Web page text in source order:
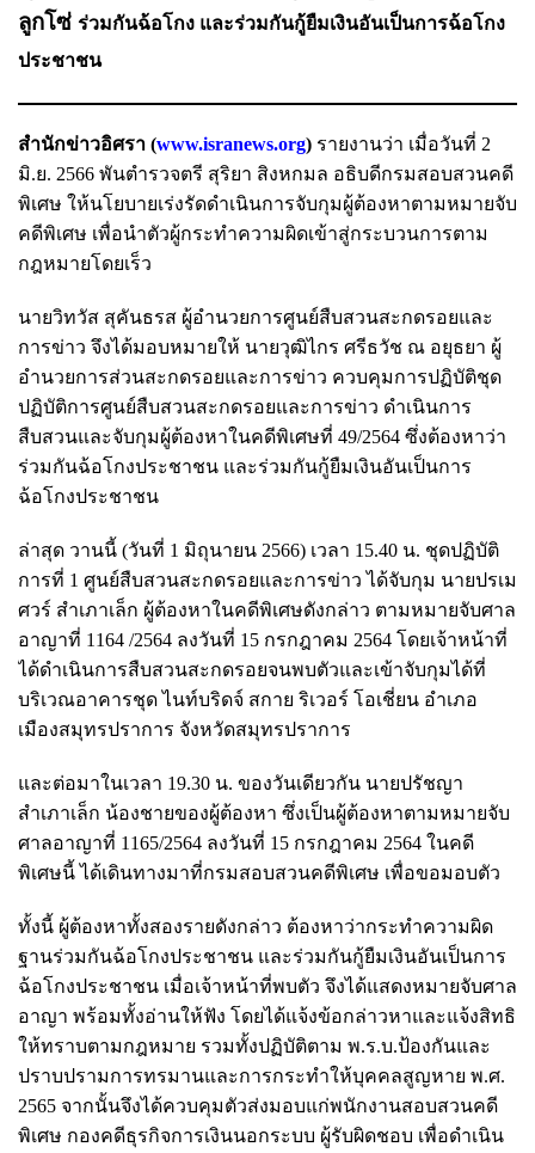
ลูกโซ่ ​ ร่วมกันฉ้อโกง และร่วมกันกู้ยืมเงินอันเป็นการฉ้อโกง
ประชาชน
สำนักข่าวอิศรา (www.isranews.org) รายงานว่า เมื่อวันที่ 2
มิ.ย. 2566 พันตำรวจตรี สุริยา สิงหกมล อธิบดีกรมสอบสวนคดี
พิเศษ ให้นโยบายเร่งรัดดำเนินการจับกุมผู้ต้องหาตามหมายจับ
คดีพิเศษ เพื่อนำตัวผู้กระทำความผิดเข้าสู่กระบวนการตาม
กฎหมายโดยเร็ว
นายวิทวัส สุคันธรส ผู้อำนวยการศูนย์สืบสวนสะกดรอยและ
การข่าว จึงได้มอบหมายให้ นายวุฒิไกร ศรีธวัช ณ อยุธยา ผู้
อำนวยการส่วนสะกดรอยและการข่าว ควบคุมการปฏิบัติชุด
ปฏิบัติการศูนย์สืบสวนสะกดรอยและการข่าว ดำเนินการ
สืบสวนและจับกุมผู้ต้องหาในคดีพิเศษที่ 49/2564 ซึ่งต้องหาว่า
ร่วมกันฉ้อโกงประชาชน และร่วมกันกู้ยืมเงินอันเป็นการ
ฉ้อโกงประชาชน ​
ล่าสุด วานนี้ (วันที่ 1 มิถุนายน 2566) เวลา 15.40 น. ชุดปฏิบัติ
การที่ 1 ศูนย์สืบสวนสะกดรอยและการข่าว ได้จับกุม นายปรเม
ศวร์ สำเภาเล็ก ผู้ต้องหาในคดีพิเศษดังกล่าว ตามหมายจับศาล
อาญาที่ 1164 /2564 ลงวันที่ 15 กรกฎาคม 2564 โดยเจ้าหน้าที่
ได้ดำเนินการสืบสวนสะกดรอยจนพบตัวและเข้าจับกุมได้ที่
บริเวณอาคารชุด ไนท์บริดจ์ สกาย ริเวอร์ โอเชี่ยน อำเภอ
เมืองสมุทรปราการ จังหวัดสมุทรปราการ ​
และต่อมาในเวลา 19.30 น. ของวันเดียวกัน นายปรัชญา
สำเภาเล็ก น้องชายของผู้ต้องหา ซึ่งเป็นผู้ต้องหาตามหมายจับ
ศาลอาญาที่ 1165/2564 ลงวันที่ 15 กรกฎาคม 2564 ในคดี
พิเศษนี้ ได้เดินทางมาที่กรมสอบสวนคดีพิเศษ เพื่อขอมอบตัว ​
ทั้งนี้ ผู้ต้องหาทั้งสองรายดังกล่าว ต้องหาว่ากระทำความผิด
ฐานร่วมกันฉ้อโกงประชาชน และร่วมกันกู้ยืมเงินอันเป็นการ
ฉ้อโกงประชาชน เมื่อเจ้าหน้าที่พบตัว จึงได้แสดงหมายจับศาล
อาญา พร้อมทั้งอ่านให้ฟัง โดยได้แจ้งข้อกล่าวหาและแจ้งสิทธิ
ให้ทราบตามกฎหมาย รวมทั้งปฏิบัติตาม พ.ร.บ.ป้องกันและ
ปราบปรามการทรมานและการกระทำให้บุคคลสูญหาย พ.ศ.
2565 จากนั้นจึงได้ควบคุมตัวส่งมอบแก่พนักงานสอบสวนคดี
พิเศษ กองคดีธุรกิจการเงินนอกระบบ ผู้รับผิดชอบ เพื่อดำเนิน